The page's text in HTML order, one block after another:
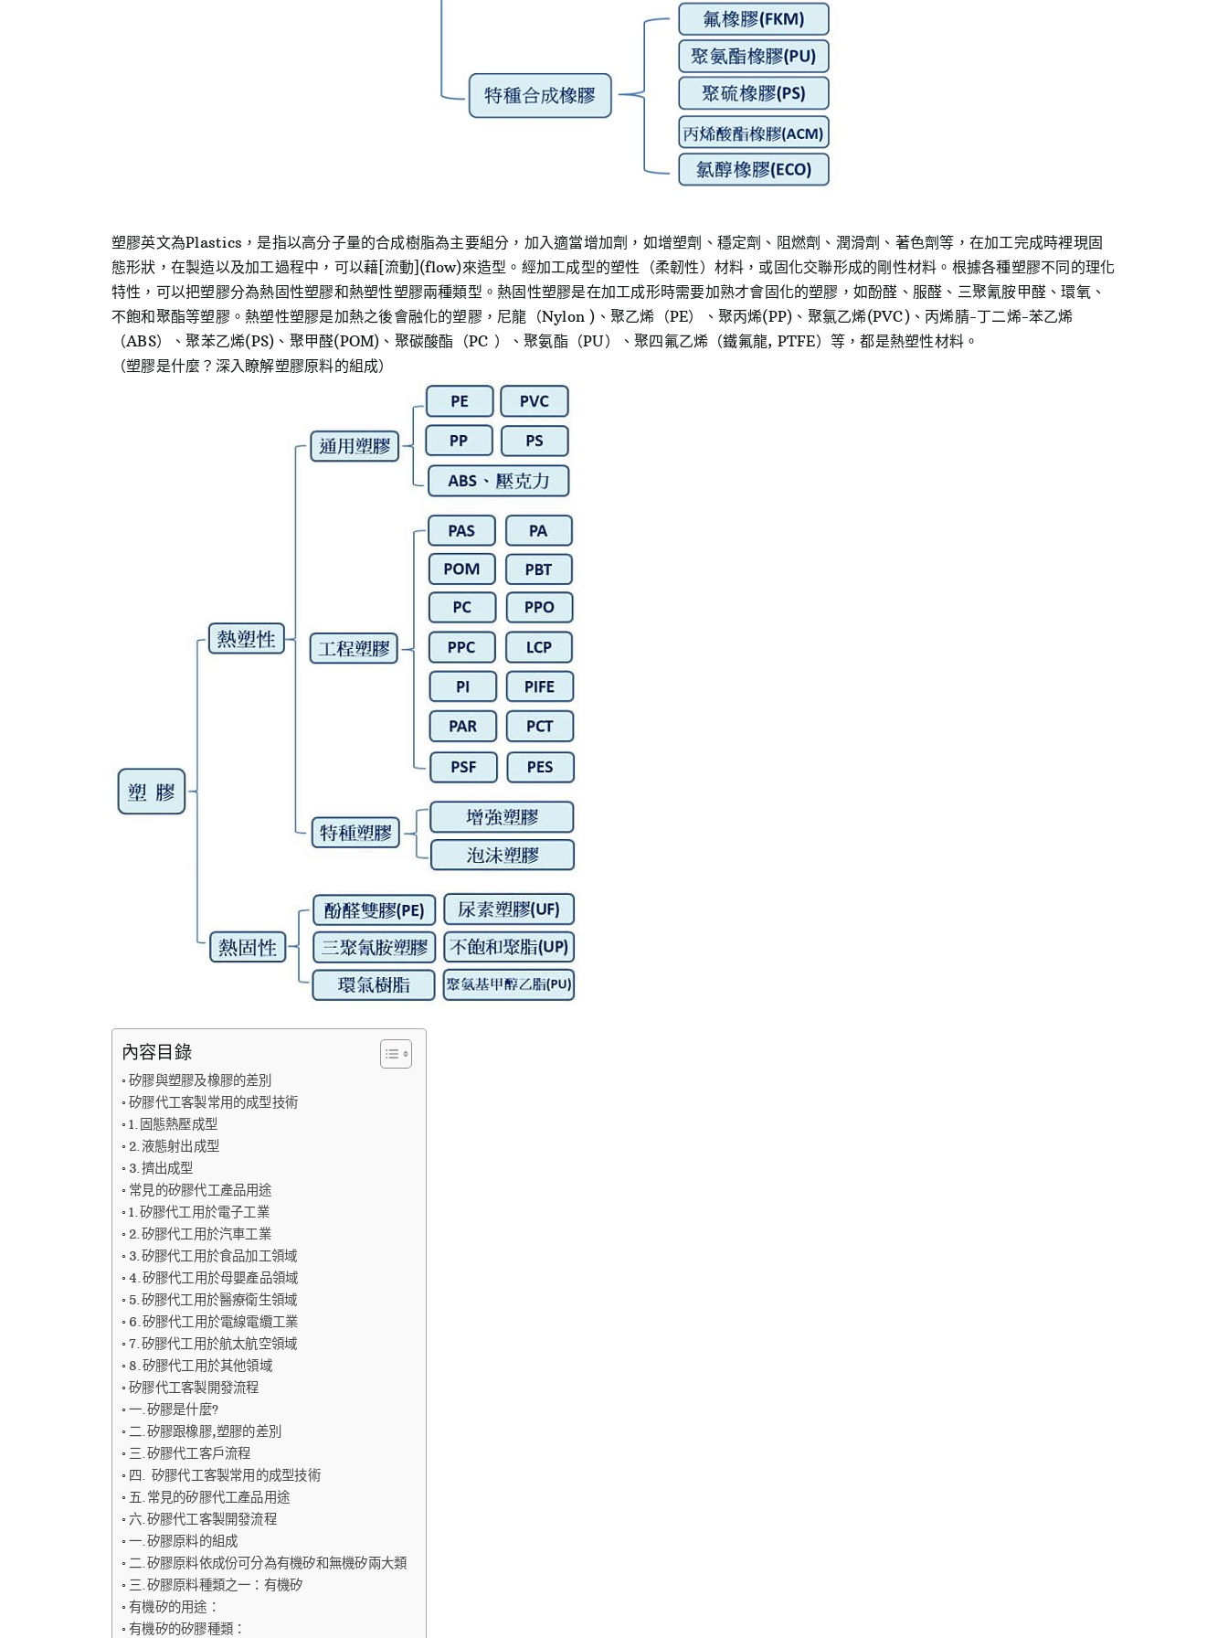
塑膠英文為Plastics，是指以高分子量的合成樹脂為主要組分，加入適當增加劑，如增塑劑、穩定劑、阻燃劑、潤滑劑、著色劑等，在加工完成時裡現固
態形狀，在製造以及加工過程中，可以藉[流動](flow)來造型。經加工成型的塑性（柔韌性）材料，或固化交聯形成的剛性材料。根據各種塑膠不同的理化
特性，可以把塑膠分為熱固性塑膠和熱塑性塑膠兩種類型。熱固性塑膠是在加工成形時需要加熟才會固化的塑膠，如酚醛、服醛、三聚氰胺甲醛、環氧、
不飽和聚酯等塑膠。熱塑性塑膠是加熱之後會融化的塑膠，尼龍（Nylon )、聚乙烯（PE）、聚丙烯(PP)、聚氯乙烯(PVC)、丙烯腈-丁二烯-苯乙烯
（ABS）、聚苯乙烯(PS)、聚甲醛(POM)、聚碳酸酯（PC ）、聚氨酯（PU）、聚四氟乙烯（鐵氟龍, PTFE）等，都是熱塑性材料。
（塑膠是什麼？深入瞭解塑膠原料的組成）
內容目錄
矽膠與塑膠及橡膠的差別
矽膠代工客製常用的成型技術
1.固態熱壓成型
2.液態射出成型
3.擠出成型
常見的矽膠代工產品用途
1.矽膠代工用於電子工業
2.矽膠代工用於汽車工業
3.矽膠代工用於食品加工領域
4.矽膠代工用於母嬰產品領域
5.矽膠代工用於醫療衛生領域
6.矽膠代工用於電線電纜工業
7.矽膠代工用於航太航空領域
8.矽膠代工用於其他領域
矽膠代工客製開發流程
一.矽膠是什麼?
二.矽膠跟橡膠,塑膠的差別
三.矽膠代工客戶流程
四. 矽膠代工客製常用的成型技術
五.常見的矽膠代工產品用途
六.矽膠代工客製開發流程
一.矽膠原料的組成
二.矽膠原料依成份可分為有機矽和無機矽兩大類
三.矽膠原料種類之一：有機矽
有機矽的用途：
有機矽的矽膠種類：